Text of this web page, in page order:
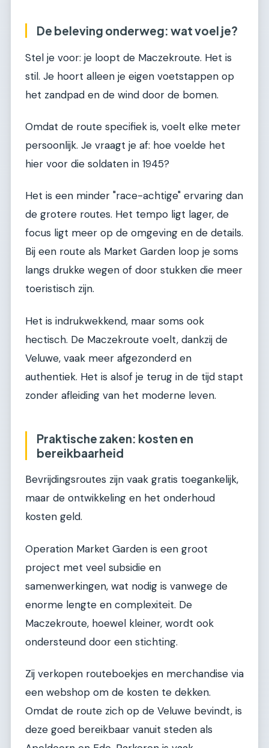
De beleving onderweg: wat voel je?
Stel je voor: je loopt de Maczekroute. Het is
stil. Je hoort alleen je eigen voetstappen op
het zandpad en de wind door de bomen.
Omdat de route specifiek is, voelt elke meter
persoonlijk. Je vraagt je af: hoe voelde het
hier voor die soldaten in 1945?
Het is een minder "race-achtige" ervaring dan
de grotere routes. Het tempo ligt lager, de
focus ligt meer op de omgeving en de details.
Bij een route als Market Garden loop je soms
langs drukke wegen of door stukken die meer
toeristisch zijn.
Het is indrukwekkend, maar soms ook
hectisch. De Maczekroute voelt, dankzij de
Veluwe, vaak meer afgezonderd en
authentiek. Het is alsof je terug in de tijd stapt
zonder afleiding van het moderne leven.
Praktische zaken: kosten en
bereikbaarheid
Bevrijdingsroutes zijn vaak gratis toegankelijk,
maar de ontwikkeling en het onderhoud
kosten geld.
Operation Market Garden is een groot
project met veel subsidie en
samenwerkingen, wat nodig is vanwege de
enorme lengte en complexiteit. De
Maczekroute, hoewel kleiner, wordt ook
ondersteund door een stichting.
Zij verkopen routeboekjes en merchandise via
een webshop om de kosten te dekken.
Omdat de route zich op de Veluwe bevindt, is
deze goed bereikbaar vanuit steden als